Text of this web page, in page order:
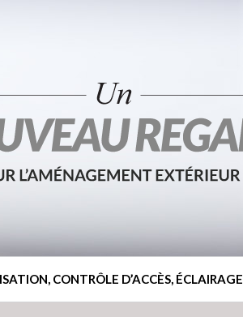
CONTRÔLE D’ACCÈS, ÉCLAIRAGE